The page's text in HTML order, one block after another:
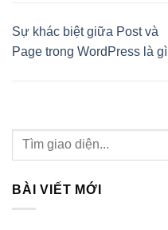
Sự khác biệt giữa Post và
Page trong WordPress là gì
BÀI VIẾT MỚI